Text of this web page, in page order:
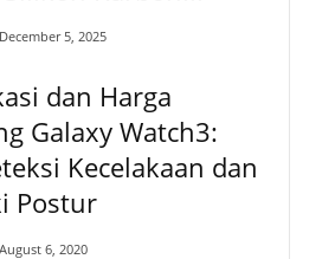
December 5, 2025
dan Harga
Galaxy Watch3:
Kecelakaan dan
Postur
August 6, 2020